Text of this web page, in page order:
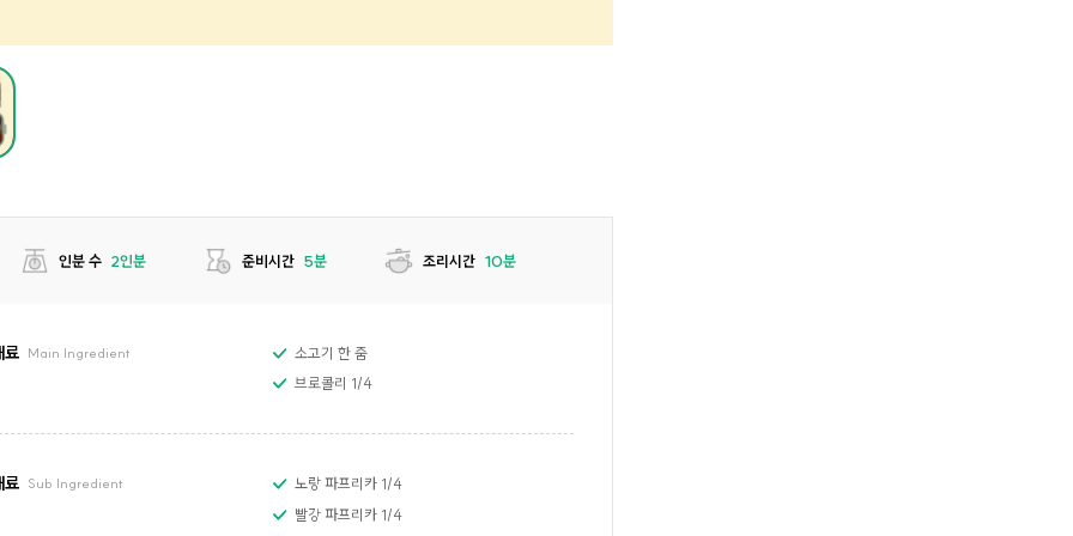
인분 수 2인분 준비시간 5분 조리시간 10분
료 Main Ingredient
소고기 한 줌
브로콜리 1/4
료 Sub Ingredient
노랑 파프리카 1/4
빨강 파프리카 1/4